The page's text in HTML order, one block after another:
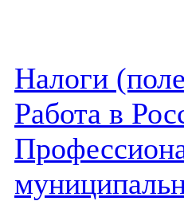
Налоги
Работа в